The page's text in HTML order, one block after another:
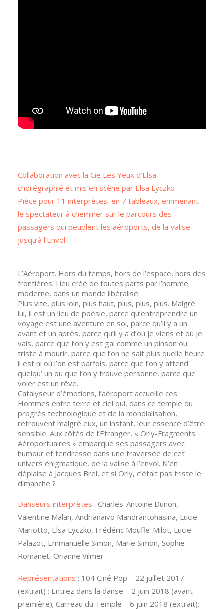
Collaboration avec la Cie Les Yeux d’Elsa
chorégraphié et mis en scène par Elsa Lyczko
Pièce pour 11 interprètes, en 7 tableaux, emmenant
le spectateur à cheminer sur le parcours des
passagers qui peuplent les aéroports, de la Valise
jusqu’à l’Envol
L’Aéroport. Hors du temps, hors de l’espace, hors des
frontières. Lieu créé de toutes parts par l’homme
moderne, dans un monde libéralisé.
Plus vite, plus loin, plus haut, plus, plus, plus. Malgré
lui, il est un lieu de poésie, parce qu’entreprendre un
voyage est une aventure en soi, parce qu’il y a un
avant et un après, parce qu’il y a d’où je viens et où je
vais, parce que l’on y est gai comme un pinson ou
triste à mourir, parce que l’on ne sait plus quelle heure
il est ni où l’on est parfois, parce que l’on y attend
quelqu’ un ou que l’on y trouve personne, parce que
voler est un rêve.
Catalyseur d’émotions, l’aéroport accueille ces
Hommes entre terre et ciel qui, dans ce temple du
progrès technologique et de la mondialisation,
retrouvent malgré eux, un instant, leur essence d’être
sensible. Aux côtés de l’Etranger, « Orly-Fragments
Aéroportuaires » embarque ses passagers avec
humour et tendresse dans une traversée de cet
univers énigmatique, de la valise à l’envol. N’en
déplaise à Jacques Brel, et si Orly, c’était pas triste le
dimanche ?
Danseurs interprètes : Charles-Antoine Dunon,
Valentine Malan, Andrianaivo Mandrantohasina, Lucie
Mariotto, Elsa Lyczko, Frédéric Moufle-Milot, Lucie
Palazot, Emmanuelle Simon, Marie Simon, Sophie
Romanet, Orianne Vilmer
Représentations : 104 Ciné Pop – 22 juillet 2017
(extrait) ; Entrez dans la danse – 2 juin 2018 (avant
première); Carreau du Temple – 6 juin 2018 (extrait);